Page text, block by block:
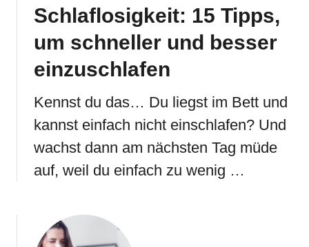
Schlaflosigkeit: 15 Tipps,
um schneller und besser
einzuschlafen
Kennst du das… Du liegst im Bett und
kannst einfach nicht einschlafen? Und
wachst dann am nächsten Tag müde
auf, weil du einfach zu wenig …